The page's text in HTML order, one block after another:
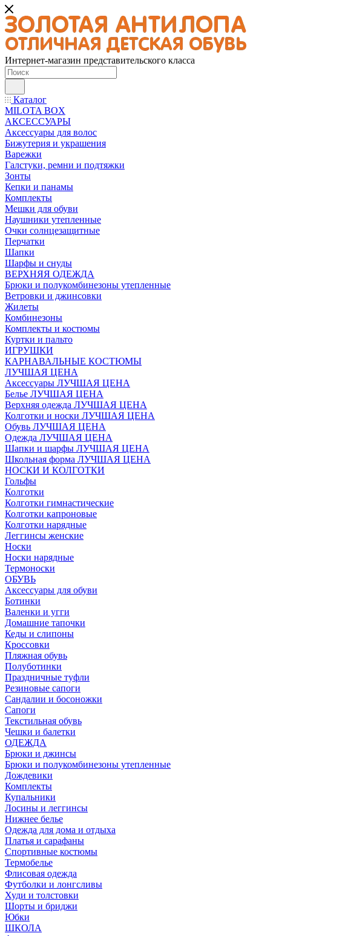
Интернет-магазин представительского класса
Каталог
MILOTA BOX
АКСЕССУАРЫ
Аксессуары для волос
Бижутерия и украшения
Варежки
Галстуки, ремни и подтяжки
Зонты
Кепки и панамы
Комплекты
Мешки для обуви
Наушники утепленные
Очки солнцезащитные
Перчатки
Шапки
Шарфы и снуды
ВЕРХНЯЯ ОДЕЖДА
Брюки и полукомбинезоны утепленные
Ветровки и джинсовки
Жилеты
Комбинезоны
Комплекты и костюмы
Куртки и пальто
ИГРУШКИ
КАРНАВАЛЬНЫЕ КОСТЮМЫ
ЛУЧШАЯ ЦЕНА
Аксессуары ЛУЧШАЯ ЦЕНА
Белье ЛУЧШАЯ ЦЕНА
Верхняя одежда ЛУЧШАЯ ЦЕНА
Колготки и носки ЛУЧШАЯ ЦЕНА
Обувь ЛУЧШАЯ ЦЕНА
Одежда ЛУЧШАЯ ЦЕНА
Шапки и шарфы ЛУЧШАЯ ЦЕНА
Школьная форма ЛУЧШАЯ ЦЕНА
НОСКИ И КОЛГОТКИ
Гольфы
Колготки
Колготки гимнастические
Колготки капроновые
Колготки нарядные
Леггинсы женские
Носки
Носки нарядные
Термоноски
ОБУВЬ
Аксессуары для обуви
Ботинки
Валенки и угги
Домашние тапочки
Кеды и слипоны
Кроссовки
Пляжная обувь
Полуботинки
Праздничные туфли
Резиновые сапоги
Сандалии и босоножки
Сапоги
Текстильная обувь
Чешки и балетки
ОДЕЖДА
Брюки и джинсы
Брюки и полукомбинезоны утепленные
Дождевики
Комплекты
Купальники
Лосины и леггинсы
Нижнее белье
Одежда для дома и отдыха
Платья и сарафаны
Спортивные костюмы
Термобелье
Флисовая одежда
Футболки и лонгсливы
Худи и толстовки
Шорты и бриджи
Юбки
ШКОЛА